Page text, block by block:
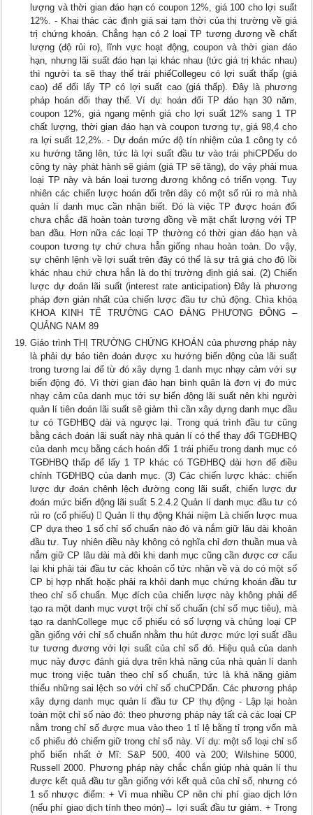
lượng và thời gian đáo hạn có coupon 12%, giá 100 cho lợi suất
12%. - Khai thác các định giá sai tạm thời của thị trường về giá
trị chứng khoán. Chẳng hạn có 2 loại TP tương đương về chất
lượng (độ rủi ro), lĩnh vực hoạt động, coupon và thời gian đáo
hạn, nhưng lãi suất đáo hạn lại khác nhau (tức giá trị khác nhau)
thì người ta sẽ thay thế trái phiếCollegeu có lợi suất thấp (giá
cao) để đổi lấy TP có lợi suất cao (giá thấp). Đây là phương
pháp hoán đổi thay thế. Ví dụ: hoán đổi TP đáo hạn 30 năm,
coupon 12%, giá ngang mệnh giá cho lợi suất 12% sang 1 TP
chất lượng, thời gian đáo hạn và coupon tương tự, giá 98,4 cho
ra lợi suất 12,2%. - Dự đoán mức độ tín nhiệm của 1 công ty có
xu hướng tăng lên, tức là lợi suất đầu tư vào trái phiCPDếu do
công ty này phát hành sẽ giảm (giá TP sẽ tăng), do vậy phải mua
loại TP này và bán loại tương đương không có triển vọng. Tuy
nhiên các chiến lược hoán đổi trên đây có một số rủi ro mà nhà
quản lí danh mục cần nhận biết. Đó là việc TP được hoán đổi
chưa chắc đã hoàn toàn tương đồng về mặt chất lượng với TP
ban đầu. Hơn nữa các loại TP thường có thời gian đáo hạn và
coupon tương tự chứ chưa hẳn giống nhau hoàn toàn. Do vậy,
sự chênh lệnh về lợi suất trên đây có thể là sự trả giá cho độ lồi
khác nhau chứ chưa hẳn là do thị trường định giá sai. (2) Chiến
lược dự đoán lãi suất (interest rate anticipation) Đây là phương
pháp đơn giản nhất của chiến lược đầu tư chủ động. Chìa khóa
KHOA KINH TẾ TRƯỜNG CAO ĐẲNG PHƯƠNG ĐÔNG –
QUẢNG NAM 89
Giáo trình THỊ TRƯỜNG CHỨNG KHOÁN của phương pháp này
là phải dự báo tiên đoán được xu hướng biến động của lãi suất
trong tương lai để từ đó xây dựng 1 danh mục nhạy cảm với sự
biến động đó. Vì thời gian đáo hạn bình quân là đơn vị đo mức
nhạy cảm của danh mục tới sự biến động lãi suất nên khi người
quản lí tiên đoán lãi suất sẽ giảm thì cần xây dựng danh mục đầu
tư có TGĐHBQ dài và ngược lại. Trong quá trình đầu tư cũng
bằng cách đoán lãi suất này nhà quản lí có thể thay đổi TGĐHBQ
của danh mcụ bằng cách hoán đổi 1 trái phiếu trong danh mục có
TGĐHBQ thấp để lấy 1 TP khác có TGĐHBQ dài hơn để điều
chỉnh TGĐHBQ của danh mục. (3) Các chiến lược khác: chiến
lược dự đoán chênh lệch đường cong lãi suất, chiến lược dự
đoán mức biến động lãi suất 5.2.4.2 Quản lí danh mục đầu tư có
rủi ro (cổ phiếu)  Quản lí thụ động Khái niệm Là chiến lược mua
CP dựa theo 1 số chỉ số chuẩn nào đó và nắm giữ lâu dài khoản
đầu tư. Tuy nhiên điều này không có nghĩa chỉ đơn thuần mua và
nắm giữ CP lâu dài mà đôi khi danh mục cũng cần được cơ cấu
lại khi phải tái đầu tư các khoản cổ tức nhận về và do có một số
CP bị hợp nhất hoặc phải ra khỏi danh mục chứng khoán đầu tư
theo chỉ số chuẩn. Mục đích của chiến lược này không phải để
tạo ra một danh mục vượt trội chỉ số chuẩn (chỉ số mục tiêu), mà
tạo ra danhCollege mục cổ phiếu có số lượng và chủng loại CP
gần giống với chỉ số chuẩn nhằm thu hút được mức lợi suất đầu
tư tương đương với lợi suất của chỉ số đó. Hiệu quả của danh
mục này được đánh giá dựa trên khả năng của nhà quản lí danh
mục trong việc tuân theo chỉ số chuẩn, tức là khả năng giảm
thiểu những sai lệch so với chỉ số chuCPDẩn. Các phương pháp
xây dựng danh mục quản lí đầu tư CP thụ động - Lập lại hoàn
toàn một chỉ số nào đó: theo phương pháp này tất cả các loại CP
nằm trong chỉ số được mua vào theo 1 tỉ lệ bằng tỉ trọng vốn mà
cổ phiếu đó chiếm giữ trong chỉ số này. Ví dụ: một số loại chỉ số
phổ biến nhất ở Mĩ: S&P 500, 400 và 200; Wilshine 5000,
Russell 2000. Phương pháp này chắc chắn giúp nhà quản lí thu
được kết quả đầu tư gần giống với kết quả của chỉ số, nhưng có
1 số nhược điểm: + Vì mua nhiều CP nên chi phí giao dịch lớn
(nếu phí giao dịch tính theo món)→ lợi suất đầu tư giảm. + Trong